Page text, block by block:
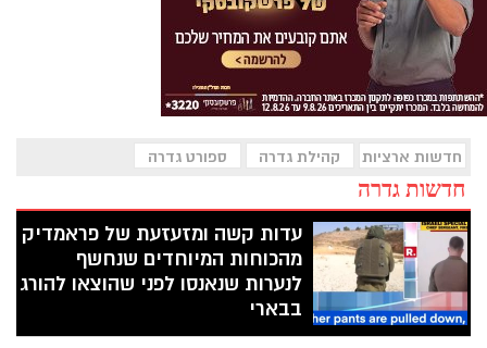
חדשות ארציות קהילת גדרה ספורט גדרה
חדשות גדרה
עדות קשה ומזעזעת של פראמדיק
מהכוחות המיוחדים שנחשף
לנערות שנאנסו לפני שהוצאו להורג
בבארי
עדות קשה מאוד לקריאה ושמיעה של איש